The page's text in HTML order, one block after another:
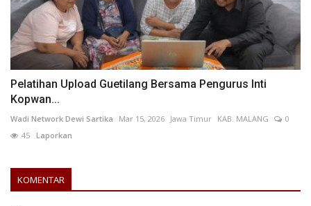
Pelatihan Upload Guetilang Bersama Pengurus Inti
Kopwan...
Wadi Network Dewi Sartika Mar 15, 2026 Jawa Timur KAB. MALANG
0
45 Laporkan
KOMENTAR